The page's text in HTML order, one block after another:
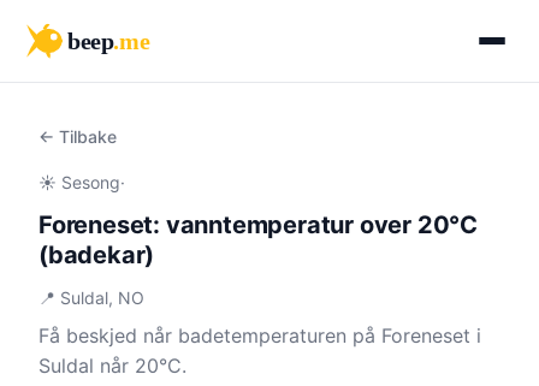
beep.me
← Tilbake
☀️ Sesong·
Foreneset: vanntemperatur over 20°C
(badekar)
📍 Suldal, NO
Få beskjed når badetemperaturen på Foreneset i
Suldal når 20°C.